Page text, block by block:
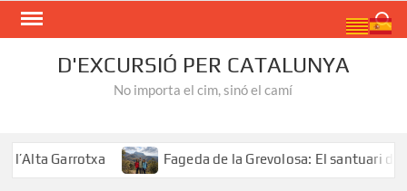
Skip
D'EXCURSIÓ PER CATALUNYA
No importa el cim, sinó el camí
Garrotxa Fageda de la Grevolosa: El santuari dels